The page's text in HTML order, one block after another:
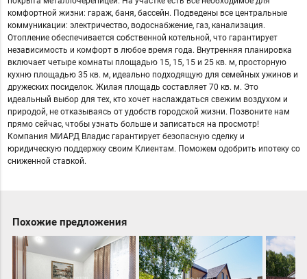
комфортной жизни: гараж, баня, бассейн. Подведены все центральные
коммуникации: электричество, водоснабжение, газ, канализация.
Отопление обеспечивается собственной котельной, что гарантирует
независимость и комфорт в любое время года. Внутренняя планировка
включает четыре комнаты площадью 15, 15, 15 и 25 кв. м, просторную
кухню площадью 35 кв. м, идеально подходящую для семейных ужинов и
дружеских посиделок. Жилая площадь составляет 70 кв. м. Это
идеальный выбор для тех, кто хочет наслаждаться свежим воздухом и
природой, не отказываясь от удобств городской жизни. Позвоните нам
прямо сейчас, чтобы узнать больше и записаться на просмотр!
Компания МИАРД Владис гарантирует безопасную сделку и
юридическую поддержку своим Клиентам. Поможем одобрить ипотеку со
сниженной ставкой.
Похожие предложения